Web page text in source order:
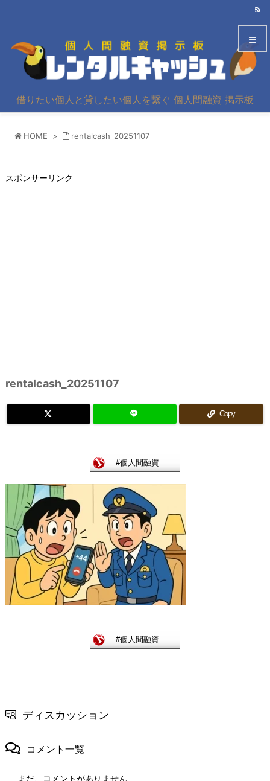
借りたい個人と貸したい個人を繋ぐ 個人間融資 掲示板
HOME > rentalcash_20251107
スポンサーリンク
rentalcash_20251107
Copy
ディスカッション
コメント一覧
まだ、コメントがありません